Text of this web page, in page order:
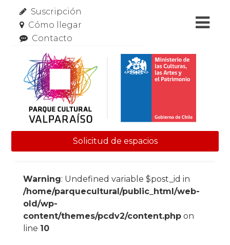
Suscripción
Cómo llegar
Contacto
Solicitud de espacios
Warning: Undefined variable $post_id in
/home/parquecultural/public_html/web-
old/wp-
content/themes/pcdv2/content.phpon
line 10